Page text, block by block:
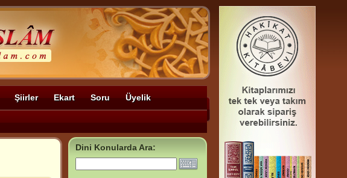
Şiirler Ekart Soru Üyelik
Dini Konularda Ara: